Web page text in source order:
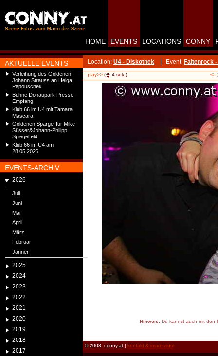
AKTUELLE EVENTS
Verleihung des Goldenen
Johann Strauss an Helga
Papouschek
Bühne Donaupark Presse-
Empfang
Klub 66 im U4 mit Tamara
Mascara
Goldenen Spargel für Mike
Süsser&Johann-Philipp
Spiegelfeld
Klub 66 im U4 am
28.05.2026
EVENTS-ARCHIV
2026
Juli
Juni
Mai
April
März
Februar
Jänner
2025
2024
2023
2022
2021
2020
2019
2018
2017
HOME EVENTS LOCATIONS CONNY
Location: U4 - Diskothek Event: Faltenrock
play>> ( 4 sek.) <-
Hinweis:Du kannst auch mit den
© 2008: conny.at | kontakt & impressum